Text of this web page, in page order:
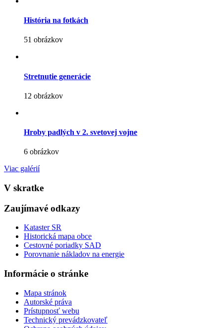
História na fotkách
51 obrázkov
Stretnutie generácie
12 obrázkov
Hroby padlých v 2. svetovej vojne
6 obrázkov
Viac galérií
V skratke
Zaujímavé odkazy
Kataster SR
Historická mapa obce
Cestovné poriadky SAD
Porovnanie nákladov na energie
Informácie o stránke
Mapa stránok
Autorské práva
Prístupnosť webu
Technický prevádzkovateľ